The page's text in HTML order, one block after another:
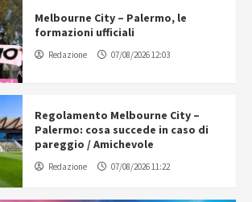
Melbourne City – Palermo, le
formazioni ufficiali
Redazione 07/08/2026 12:03
Regolamento Melbourne City –
Palermo: cosa succede in caso di
pareggio / Amichevole
Redazione 07/08/2026 11:22